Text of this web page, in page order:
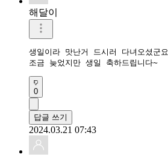
해달이
생일이라 맛난거 드시러 다녀오셨군요
조금 늦었지만 생일 축하드립니다~
0
답글 쓰기
2024.03.21 07:43